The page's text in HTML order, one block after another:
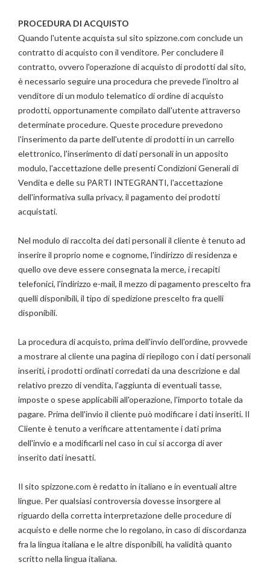
PROCEDURA DI ACQUISTO
Quando l'utente acquista sul sito spizzone.com conclude un
contratto di acquisto con il venditore. Per concludere il
contratto, ovvero l'operazione di acquisto di prodotti dal sito,
è necessario seguire una procedura che prevede l'inoltro al
venditore di un modulo telematico di ordine di acquisto
prodotti, opportunamente compilato dall'utente attraverso
determinate procedure. Queste procedure prevedono
l'inserimento da parte dell'utente di prodotti in un carrello
elettronico, l'inserimento di dati personali in un apposito
modulo, l'accettazione delle presenti Condizioni Generali di
Vendita e delle su PARTI INTEGRANTI, l'accettazione
dell'informativa sulla privacy, il pagamento dei prodotti
acquistati.
Nel modulo di raccolta dei dati personali il cliente è tenuto ad
inserire il proprio nome e cognome, l'indirizzo di residenza e
quello ove deve essere consegnata la merce, i recapiti
telefonici, l'indirizzo e-mail, il mezzo di pagamento prescelto fra
quelli disponibili, il tipo di spedizione prescelto fra quelli
disponibili.
La procedura di acquisto, prima dell'invio dell'ordine, provvede
a mostrare al cliente una pagina di riepilogo con i dati personali
inseriti, i prodotti ordinati corredati da una descrizione e dal
relativo prezzo di vendita, l'aggiunta di eventuali tasse,
imposte o spese applicabili all'operazione, l'importo totale da
pagare. Prima dell'invio il cliente può modificare i dati inseriti. Il
Cliente è tenuto a verificare attentamente i dati prima
dell'invio e a modificarli nel caso in cui si accorga di aver
inserito dati inesatti.
Il sito spizzone.com è redatto in italiano e in eventuali altre
lingue. Per qualsiasi controversia dovesse insorgere al
riguardo della corretta interpretazione delle procedure di
acquisto e delle norme che lo regolano, in caso di discordanza
fra la lingua italiana e le altre disponibili, ha validità quanto
scritto nella lingua italiana.